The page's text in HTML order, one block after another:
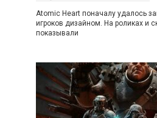
Atomic Heart поначалу удалось
игроков дизайном. На роликах и
показывали